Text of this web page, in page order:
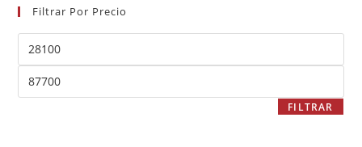
Filtrar Por Precio
FILTRAR